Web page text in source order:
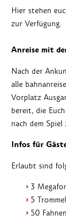
Hier stehen
zur Verfügung.
Anreise mit
Nach der
alle
Vorplatz
bereit, die
nach dem
Infos für
Erlaubt sind
3
5
50